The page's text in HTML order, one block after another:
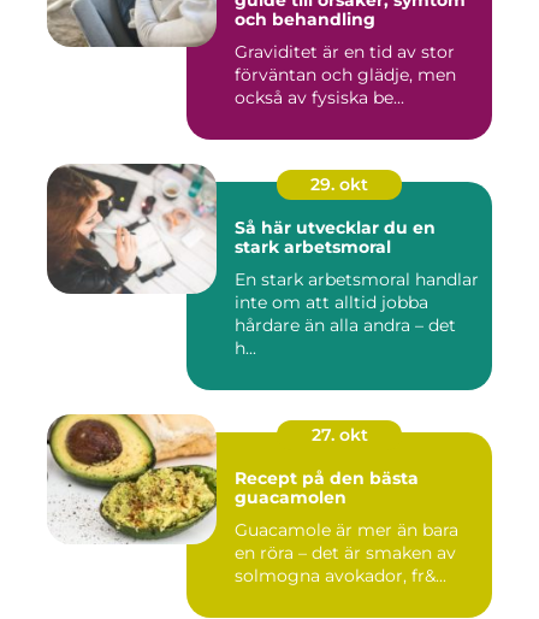
och behandling
Graviditet är en tid av stor
förväntan och glädje, men
också av fysiska be...
29. okt
Så här utvecklar du en
stark arbetsmoral
En stark arbetsmoral handlar
inte om att alltid jobba
hårdare än alla andra – det
h...
27. okt
Recept på den bästa
guacamolen
Guacamole är mer än bara
en röra – det är smaken av
solmogna avokador, fr&...